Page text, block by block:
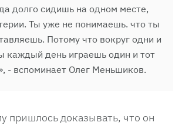
долго сидишь на одном месте,
Ты уже не понимаешь. что ты
Потому что вокруг одни и
каждый день играешь один и тот
- вспоминает Олег Меньшиков.
пришлось доказывать, что он